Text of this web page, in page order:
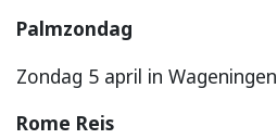
Palmzondag
Zondag 5 april in Wageningen
Rome Reis